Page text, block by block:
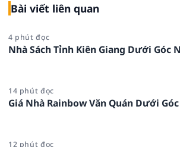
Bài viết liên quan
4 phút đọc
Nhà Sách Tỉnh Kiên Giang Dưới Góc
14 phút đọc
Giá Nhà Rainbow Văn Quán Dưới
12 phút đọc